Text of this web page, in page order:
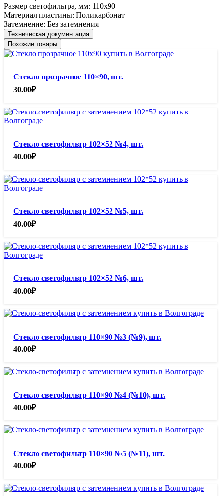
Размер светофильтра, мм: 110х90
Материал пластины: Поликарбонат
Затемнение: Без затемнения
Техническая документация
Похожие товары
Стекло прозрачное 110×90, шт.
30.00₽
Стекло светофильтр 102×52 №4, шт.
40.00₽
Стекло светофильтр 102×52 №5, шт.
40.00₽
Стекло светофильтр 102×52 №6, шт.
40.00₽
Стекло светофильтр 110×90 №3 (№9), шт.
40.00₽
Стекло светофильтр 110×90 №4 (№10), шт.
40.00₽
Стекло светофильтр 110×90 №5 (№11), шт.
40.00₽